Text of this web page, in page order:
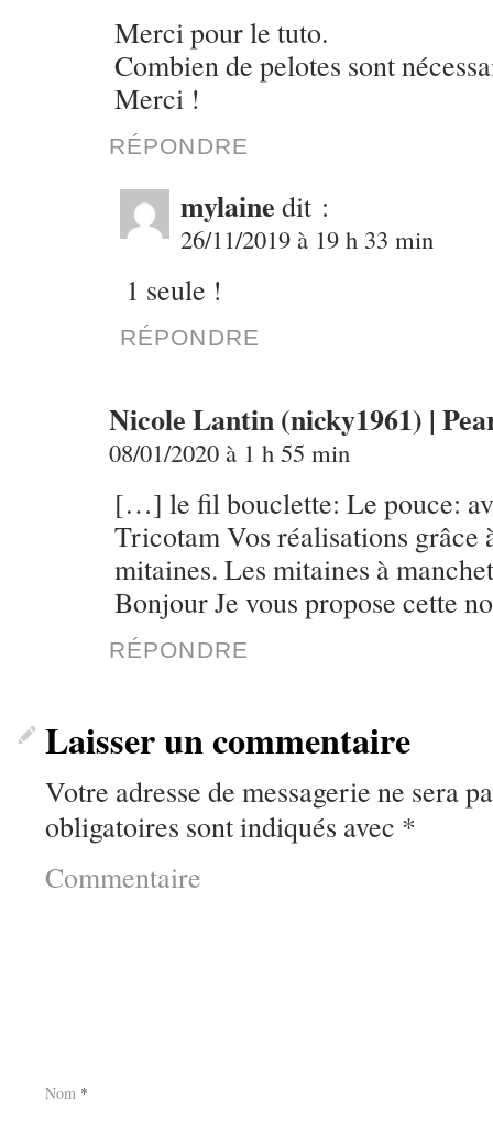
Merci pour le tuto.
Combien de pelotes sont
Merci !
RÉPONDRE
mylaine dit :
26/11/2019 à 19 h 33 min
1 seule !
RÉPONDRE
Nicole Lantin (nicky1961) |
08/01/2020 à 1 h 55 min
[…] le fil bouclette: Le pouce:
Tricotam Vos réalisations grâce
mitaines. Les mitaines à
Bonjour Je vous propose cette
RÉPONDRE
Laisser un commentaire
Votre adresse de messagerie ne sera
obligatoires sont indiqués avec *
Commentaire
Nom *